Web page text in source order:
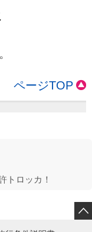
ページTOP
トロッカ！
